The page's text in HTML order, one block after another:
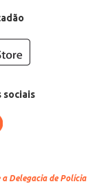
sociais
Delegacia de Polícia